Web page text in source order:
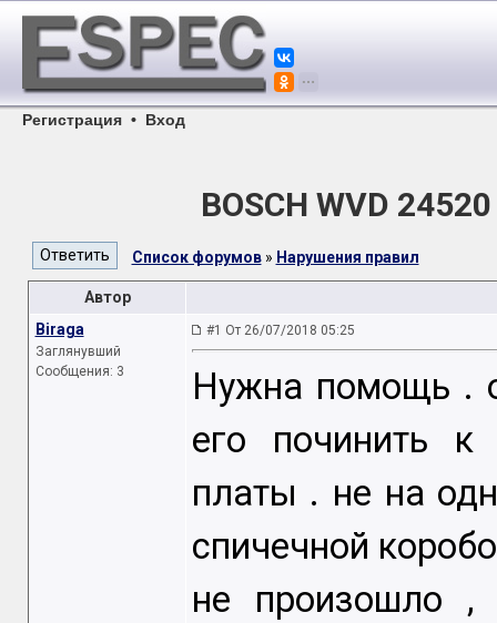
Регистрация • Вход
BOSCH WVD
Список форумов» Нарушения правил
Автор
Biraga
Заглянувший
Сообщения: 3
#1 От 26/07/2018 05:25
Нужна помощь .
его починить
платы . не на
спичечной
не произошло ,